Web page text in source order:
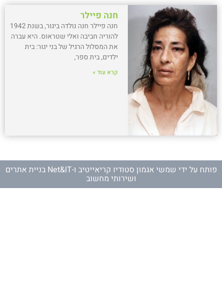
חנה פיילר
חנה פיילר חנה נולדה ביגור, בשנת 1942
להוריה חביבה ואלי שטראוס. היא עברה
את המסלול הרגיל של בני יגור: בית
ילדים, בית ספר,
קרא עוד »
פותח על ידי שמשי אגמון סטודיו קריאייטיב ו- Net&IT בניית אתרים
ושירותי מחשוב